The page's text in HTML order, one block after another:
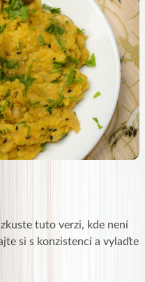
tuto verzi, kde není
si s konzistencí a vylaďte